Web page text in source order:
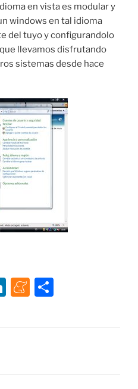
en vista es modular y
windows en tal idioma
del tuyo y configurandolo
llevamos disfrutando
sistemas desde hace
Li M